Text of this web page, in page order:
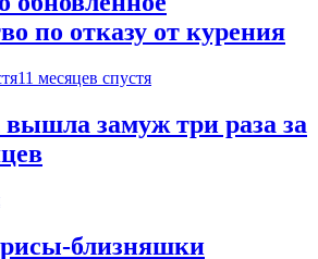
по отказу от курения
11 месяцев спустя
замуж три раза за
близняшки